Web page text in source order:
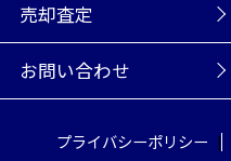
売却査定
お問い合わせ
プライバシーポリシー